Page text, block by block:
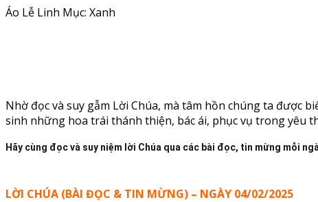
Áo Lễ Linh Mục: Xanh
Nhờ đọc và suy gẫm Lời Chúa, mà tâm hồn chúng ta được
sinh những hoa trái thánh thiện, bác ái, phục vụ trong yêu
Hãy cùng đọc và suy niệm lời Chúa qua các bài đọc, tin mừng mỗi
LỜI CHÚA (BÀI ĐỌC & TIN MỪNG) – NGÀY 04/02/2025